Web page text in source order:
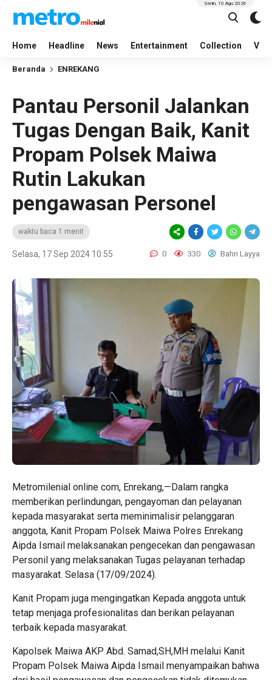
Home Headline News Entertainment Collection
Senin, 10 Agu 2026
Beranda ENREKANG
Pantau Personil Jalankan
Tugas Dengan Baik, Kanit
Propam Polsek Maiwa
Rutin Lakukan
pengawasan Personel
waktu baca 1 menit
Selasa, 17 Sep 2024 10:55 0 330 Bahri Layya
Metromilenial online com, Enrekang,—Dalam rangka
memberikan perlindungan, pengayoman dan pelayanan
kepada masyarakat serta meminimalisir pelanggaran
anggota, Kanit Propam Polsek Maiwa Polres Enrekang
Aipda Ismail melaksanakan pengecekan dan pengawasan
Personil yang melaksanakan Tugas pelayanan terhadap
masyarakat. Selasa (17/09/2024).
Kanit Propam juga mengingatkan Kepada anggota untuk
tetap menjaga profesionalitas dan berikan pelayanan
terbaik kepada masyarakat.
Kapolsek Maiwa AKP Abd. Samad,SH,MH melalui Kanit
Propam Polsek Maiwa Aipda Ismail menyampaikan bahwa